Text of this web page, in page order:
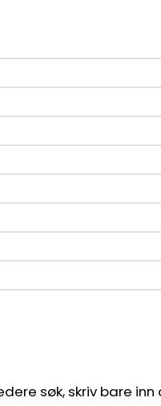
søk, skriv bare